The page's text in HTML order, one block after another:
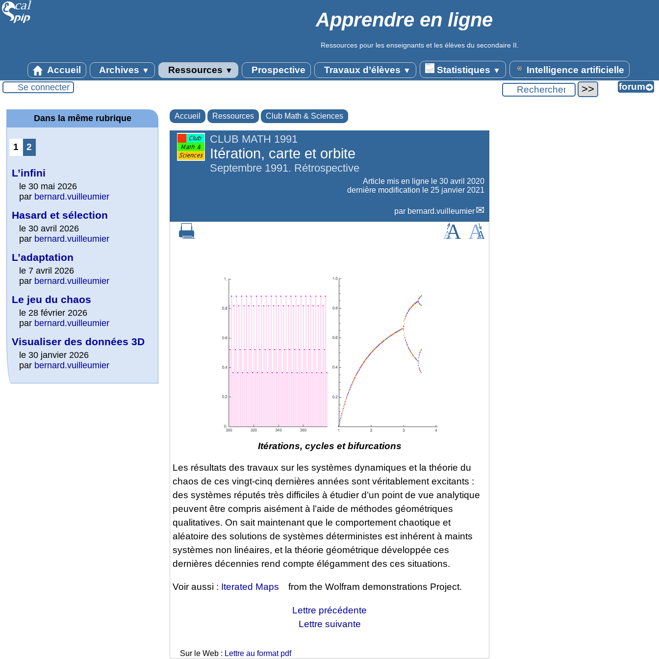
Apprendre en ligne
Ressources pour les enseignants et les élèves du secondaire II.
Accueil Archives ▼ Ressources ▼ Prospective Travaux d’élèves ▼ Statistiques ▼ Intelligence artificielle
Se connecter
Accueil Ressources Club Math & Sciences
CLUB MATH 1991
Itération, carte et orbite
Septembre 1991. Rétrospective
Article mis en ligne le 30 avril 2020
dernière modification le 25 janvier 2021
par bernard.vuilleumier
Itérations, cycles et bifurcations
Les résultats des travaux sur les systèmes dynamiques et la théorie du
chaos de ces vingt-cinq dernières années sont véritablement excitants :
des systèmes réputés très difficiles à étudier d’un point de vue analytique
peuvent être compris aisément à l’aide de méthodes géométriques
qualitatives. On sait maintenant que le comportement chaotique et
aléatoire des solutions de systèmes déterministes est inhérent à maints
systèmes non linéaires, et la théorie géométrique développée ces
dernières décennies rend compte élégamment des ces situations.
Voir aussi : Iterated Maps from the Wolfram demonstrations Project.
Lettre précédente
Lettre suivante
Sur le Web : Lettre au format pdf
Dans la même rubrique
1 2
L’infini
le 30 mai 2026
par bernard.vuilleumier
Hasard et sélection
le 30 avril 2026
par bernard.vuilleumier
L’adaptation
le 7 avril 2026
par bernard.vuilleumier
Le jeu du chaos
le 28 février 2026
par bernard.vuilleumier
Visualiser des données 3D
le 30 janvier 2026
par bernard.vuilleumier